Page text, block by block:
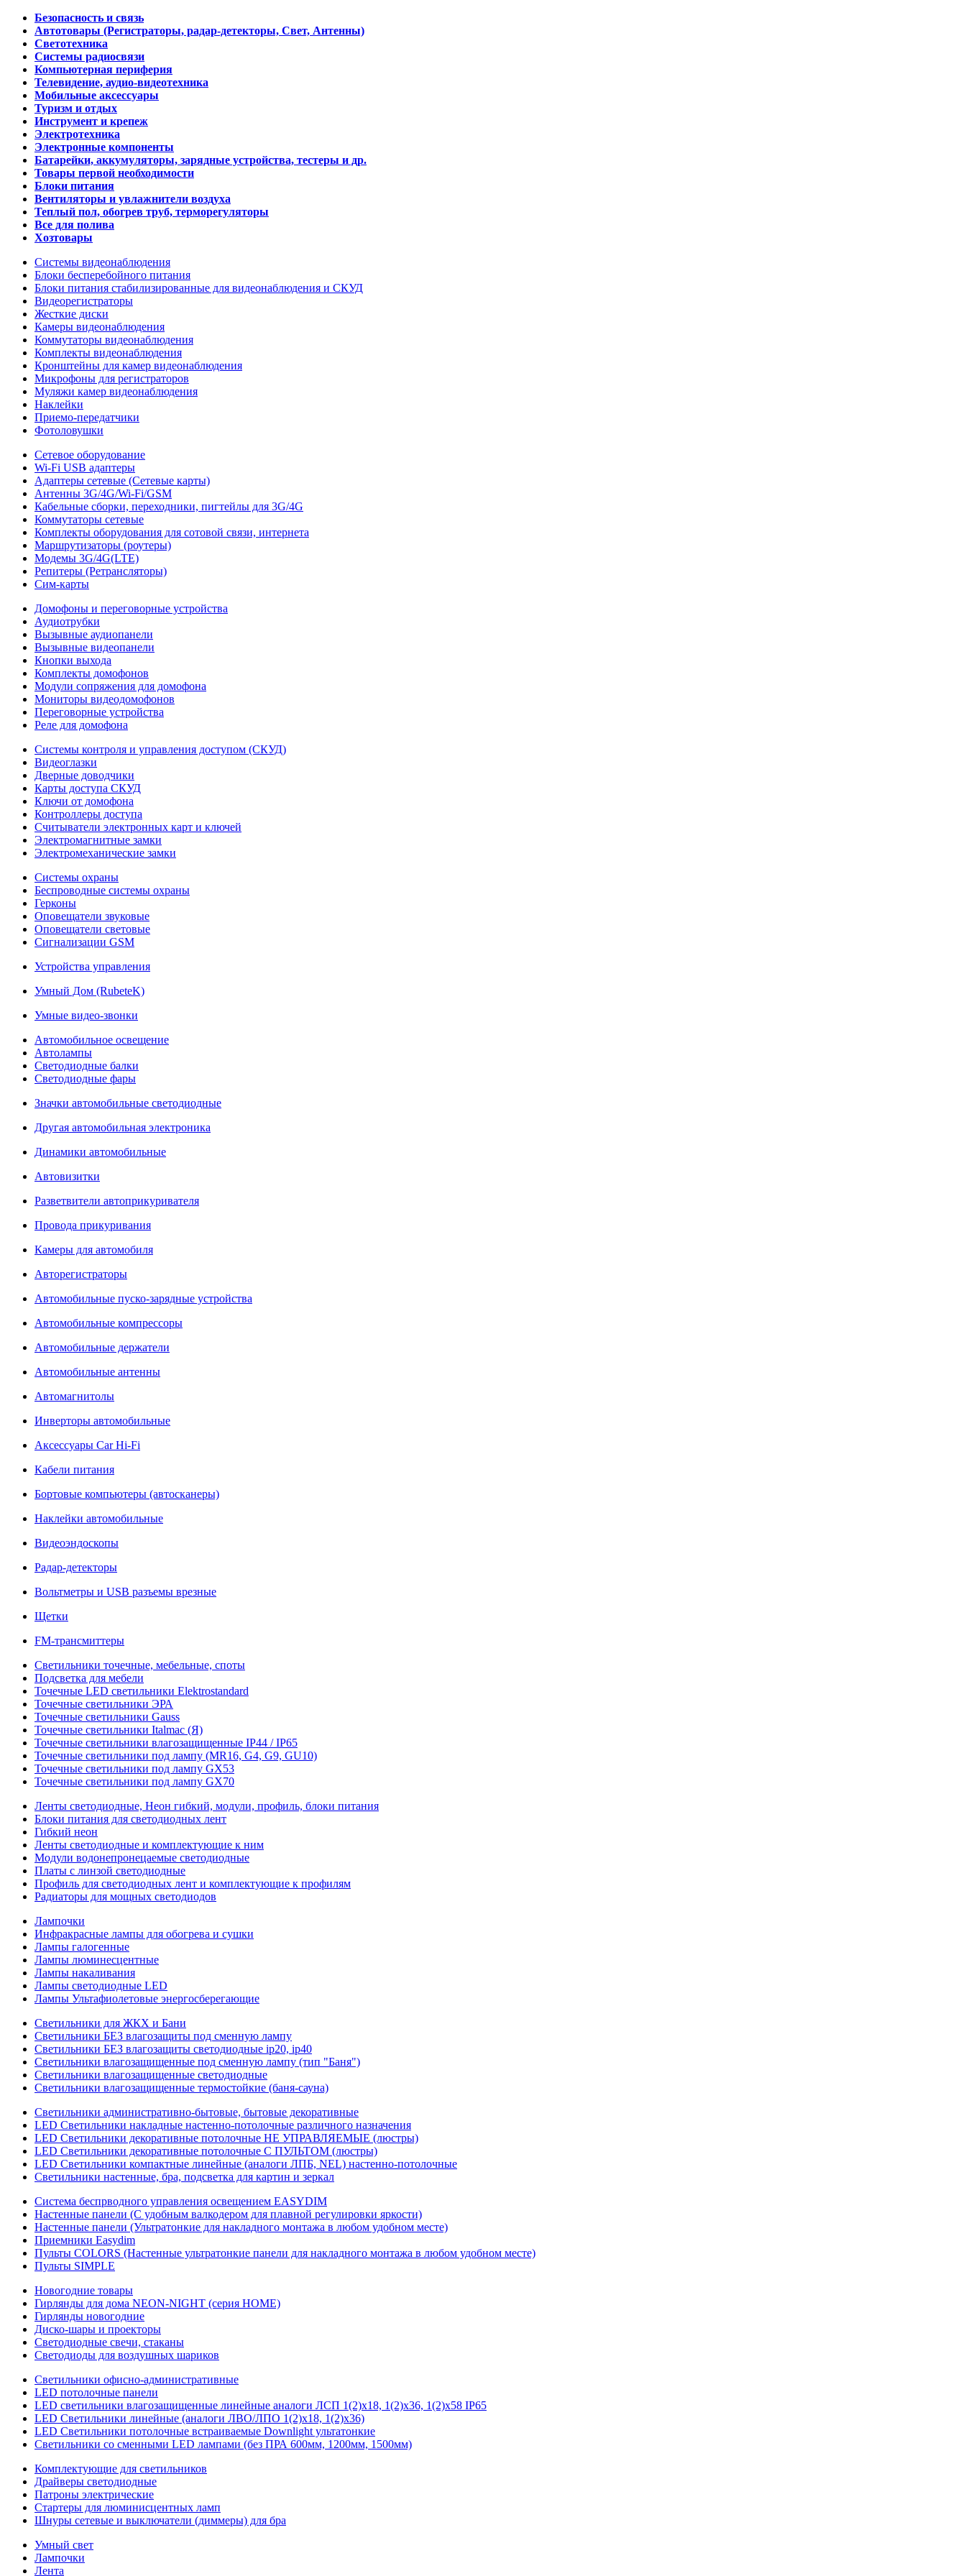
Безопасность и связь
Автотовары (Регистраторы, радар-детекторы, Свет, Антенны)
Светотехника
Системы радиосвязи
Компьютерная периферия
Телевидение, аудио-видеотехника
Мобильные аксессуары
Туризм и отдых
Инструмент и крепеж
Электротехника
Электронные компоненты
Батарейки, аккумуляторы, зарядные устройства, тестеры и др.
Товары первой необходимости
Блоки питания
Вентиляторы и увлажнители воздуха
Теплый пол, обогрев труб, терморегуляторы
Все для полива
Хозтовары
Системы видеонаблюдения
Блоки бесперебойного питания
Блоки питания стабилизированные для видеонаблюдения и СКУД
Видеорегистраторы
Жесткие диски
Камеры видеонаблюдения
Коммутаторы видеонаблюдения
Комплекты видеонаблюдения
Кронштейны для камер видеонаблюдения
Микрофоны для регистраторов
Муляжи камер видеонаблюдения
Наклейки
Приемо-передатчики
Фотоловушки
Сетевое оборудование
Wi-Fi USB адаптеры
Адаптеры сетевые (Сетевые карты)
Антенны 3G/4G/Wi-Fi/GSM
Кабельные сборки, переходники, пигтейлы для 3G/4G
Коммутаторы сетевые
Комплекты оборудования для сотовой связи, интернета
Маршрутизаторы (роутеры)
Модемы 3G/4G(LTE)
Репитеры (Ретрансляторы)
Сим-карты
Домофоны и переговорные устройства
Аудиотрубки
Вызывные аудиопанели
Вызывные видеопанели
Кнопки выхода
Комплекты домофонов
Модули сопряжения для домофона
Мониторы видеодомофонов
Переговорные устройства
Реле для домофона
Системы контроля и управления доступом (СКУД)
Видеоглазки
Дверные доводчики
Карты доступа СКУД
Ключи от домофона
Контроллеры доступа
Считыватели электронных карт и ключей
Электромагнитные замки
Электромеханические замки
Системы охраны
Беспроводные системы охраны
Герконы
Оповещатели звуковые
Оповещатели световые
Сигнализации GSM
Устройства управления
Умный Дом (RubeteK)
Умные видео-звонки
Автомобильное освещение
Автолампы
Светодиодные балки
Светодиодные фары
Значки автомобильные светодиодные
Другая автомобильная электроника
Динамики автомобильные
Автовизитки
Разветвители автоприкуривателя
Провода прикуривания
Камеры для автомобиля
Авторегистраторы
Автомобильные пуско-зарядные устройства
Автомобильные компрессоры
Автомобильные держатели
Автомобильные антенны
Автомагнитолы
Инверторы автомобильные
Аксессуары Car Hi-Fi
Кабели питания
Бортовые компьютеры (автосканеры)
Наклейки автомобильные
Видеоэндоскопы
Радар-детекторы
Вольтметры и USB разъемы врезные
Щетки
FM-трансмиттеры
Светильники точечные, мебельные, споты
Подсветка для мебели
Точечные LED светильники Elektrostandard
Точечные светильники ЭРА
Точечные светильники Gauss
Точечные светильники Italmac (Я)
Точечные светильники влагозащищенные IP44 / IP65
Точечные светильники под лампу (MR16, G4, G9, GU10)
Точечные светильники под лампу GX53
Точечные светильники под лампу GX70
Ленты светодиодные, Неон гибкий, модули, профиль, блоки питания
Блоки питания для светодиодных лент
Гибкий неон
Ленты светодиодные и комплектующие к ним
Модули водонепронецаемые светодиодные
Платы с линзой светодиодные
Профиль для светодиодных лент и комплектующие к профилям
Радиаторы для мощных светодиодов
Лампочки
Инфракрасные лампы для обогрева и сушки
Лампы галогенные
Лампы люминесцентные
Лампы накаливания
Лампы светодиодные LED
Лампы Ультафиолетовые энергосберегающие
Светильники для ЖКХ и Бани
Светильники БЕЗ влагозащиты под сменную лампу
Светильники БЕЗ влагозащиты светодиодные ip20, ip40
Светильники влагозащищенные под сменную лампу (тип "Баня")
Светильники влагозащищенные светодиодные
Светильники влагозащищенные термостойкие (баня-сауна)
Светильники административно-бытовые, бытовые декоративные
LED Cветильники накладные настенно-потолочные различного назначения
LED Светильники декоративные потолочные НЕ УПРАВЛЯЕМЫЕ (люстры)
LED Светильники декоративные потолочные С ПУЛЬТОМ (люстры)
LED Светильники компактные линейные (аналоги ЛПБ, NEL) настенно-потолочные
Светильники настенные, бра, подсветка для картин и зеркал
Система беспрводного управления освещением EASYDIM
Настенные панели (С удобным валкодером для плавной регулировки яркости)
Настенные панели (Ультратонкие для накладного монтажа в любом удобном месте)
Приемники Easydim
Пульты COLORS (Настенные ультратонкие панели для накладного монтажа в любом удобном месте)
Пульты SIMPLE
Новогодние товары
Гирлянды для дома NEON-NIGHT (серия HOME)
Гирлянды новогодние
Диско-шары и проекторы
Светодиодные свечи, стаканы
Светодиоды для воздушных шариков
Светильники офисно-административные
LED потолочные панели
LED светильники влагозащищенные линейные аналоги ЛСП 1(2)х18, 1(2)х36, 1(2)х58 IP65
LED Светильники линейные (аналоги ЛВО/ЛПО 1(2)х18, 1(2)х36)
LED Светильники потолочные встраиваемые Downlight ультатонкие
Светильники со сменными LED лампами (без ПРА 600мм, 1200мм, 1500мм)
Комплектующие для светильников
Драйверы светодиодные
Патроны электрические
Стартеры для люминисцентных ламп
Шнуры сетевые и выключатели (диммеры) для бра
Умный свет
Лампочки
Лента